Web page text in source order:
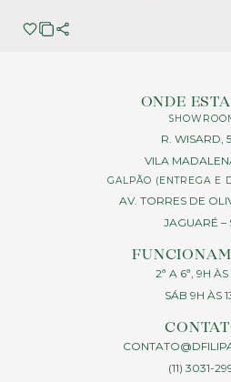
ONDE
R. WISARD,
VILA
GALPÃO (ENTREGA E
AV. TORRES DE
JAGUARÉ –
2ª A 6ª, 9H ÀS
SÁB 9H ÀS
(11) 3031-